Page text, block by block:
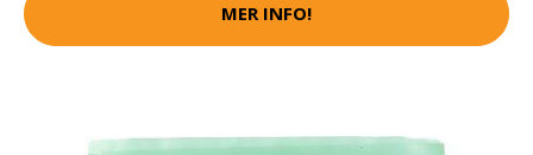
MER INFO!